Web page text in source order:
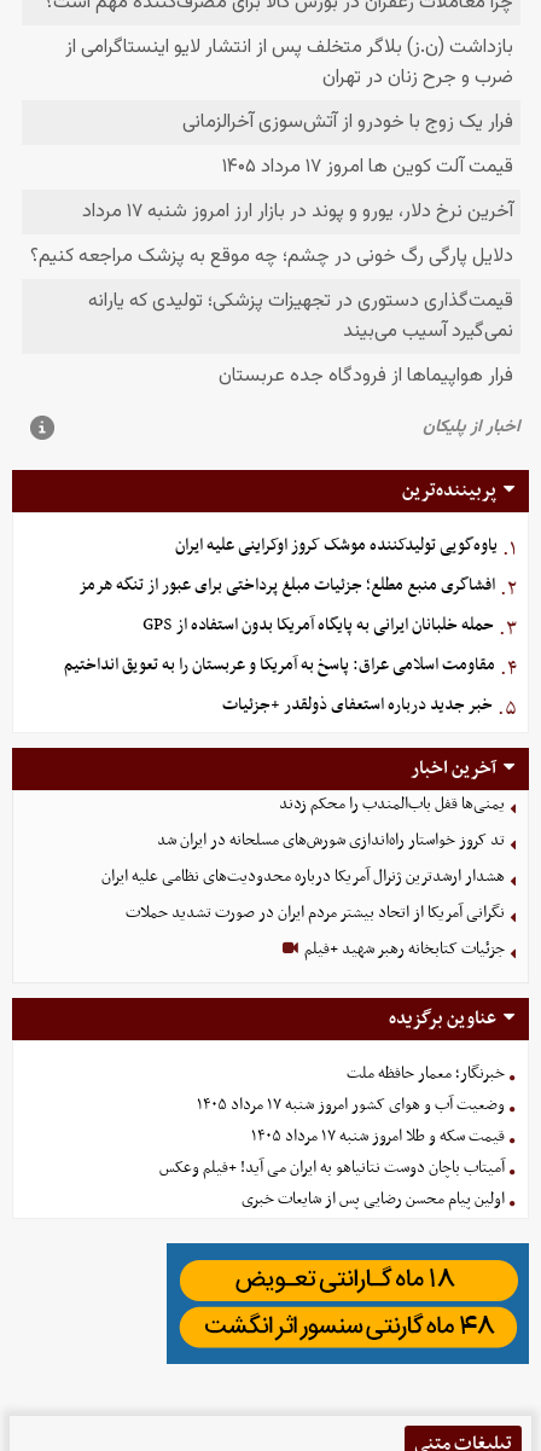
پربیننده‌ترین
۱. یاوه‌گویی تولیدکننده موشک کروز اوکراینی علیه ایران
۲. افشاگری منبع مطلع؛ جزئیات مبلغ پرداختی برای عبور از تنگه هرمز
۳. حمله خلبانان ایرانی به پایگاه آمریکا بدون استفاده از GPS
۴. مقاومت اسلامی عراق: پاسخ به آمریکا و عربستان را به تعویق انداختیم
۵. خبر جدید درباره استعفای ذولقدر +جزئیات
آخرین اخبار
یمنی‌ها قفل باب‌المندب را محکم زدند
تد کروز خواستار راه‌اندازی شورش‌های مسلحانه در ایران شد
هشدار ارشدترین ژنرال آمریکا درباره محدودیت‌های نظامی علیه ایران
نگرانی آمریکا از اتحاد بیشتر مردم ایران در صورت تشدید حملات
جزئیات کتابخانه رهبر شهید +فیلم
عناوین برگزیده
خبرنگار؛ معمار حافظه ملت
وضعیت آب و هوای کشور امروز شنبه ۱۷ مرداد ۱۴۰۵
قیمت سکه و طلا امروز شنبه ۱۷ مرداد ۱۴۰۵
آمیتاب باچان دوست نتانیاهو به ایران می آید! +فیلم وعکس
اولین پیام محسن رضایی پس از شایعات خبری
تبلیغات متنی